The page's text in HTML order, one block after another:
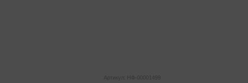
Артикул: НФ-00001499